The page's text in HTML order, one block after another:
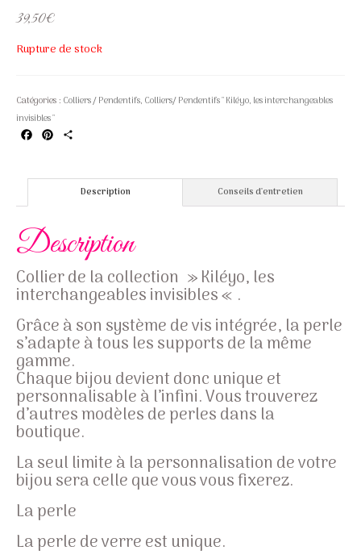
39,50€
Rupture de stock
Catégories : Colliers / Pendentifs, Colliers/ Pendentifs " Kiléyo, les interchangeables
invisibles "
FacebookPinterest
Description Conseils d'entretien
Description
Collier de la collection » Kiléyo, les
interchangeables invisibles « .
Grâce à son système de vis intégrée, la perle
s’adapte à tous les supports de la même
gamme.
Chaque bijou devient donc unique et
personnalisable à l’infini. Vous trouverez
d’autres modèles de perles dans la
boutique.
La seul limite à la personnalisation de votre
bijou sera celle que vous vous fixerez.
La perle
La perle de verre est unique.